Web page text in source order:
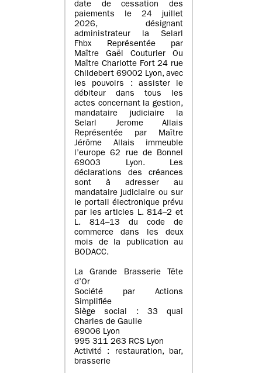
date de cessation des
paiements le 24 juillet
2026, désignant
administrateur la Selarl
Fhbx Représentée par
Maître Gaël Couturier Ou
Maître Charlotte Fort 24 rue
Childebert 69002 Lyon, avec
les pouvoirs : assister le
débiteur dans tous les
actes concernant la gestion,
mandataire judiciaire la
Selarl Jerome Allais
Représentée par Maître
Jérôme Allais immeuble
l’europe 62 rue de Bonnel
69003 Lyon. Les
déclarations des créances
sont à adresser au
mandataire judiciaire ou sur
le portail électronique prévu
par les articles L. 814–2 et
L. 814–13 du code de
commerce dans les deux
mois de la publication au
BODACC.
La Grande Brasserie Tête
d’Or
Société par Actions
Simplifiée
Siège social : 33 quai
Charles de Gaulle
69006 Lyon
995 311 263 RCS Lyon
Activité : restauration, bar,
brasserie